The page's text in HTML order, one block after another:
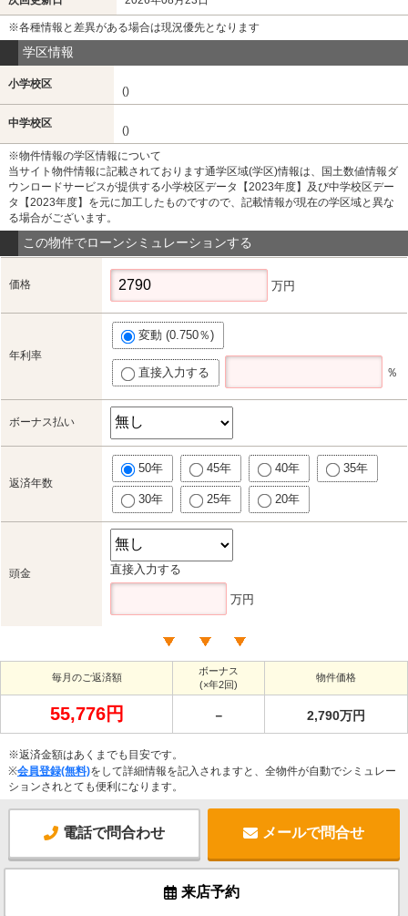
※各種情報と差異がある場合は現況優先となります
学区情報
小学校区
()
中学校区
()
※物件情報の学区情報について
当サイト物件情報に記載されております通学区域(学区)情報は、国土数値情報ダ
ウンロードサービスが提供する小学校区データ【2023年度】及び中学校区デー
タ【2023年度】を元に加工したものですので、記載情報が現在の学区域と異な
る場合がございます。
この物件でローンシミュレーションする
価格 万円
年利率
変動 (0.750％)
直接入力する ％
ボーナス払い
返済年数
50年 45年 40年 35年
30年 25年 20年
頭金 直接入力する
万円
毎月のご返済額
ボーナス
(×年2回)
物件価格
55,776円 － 2,790万円
※返済金額はあくまでも目安です。
※会員登録(無料)をして詳細情報を記入されますと、全物件が自動でシミュレー
ションされとても便利になります。
電話で問合わせ メールで問合せ
来店予約